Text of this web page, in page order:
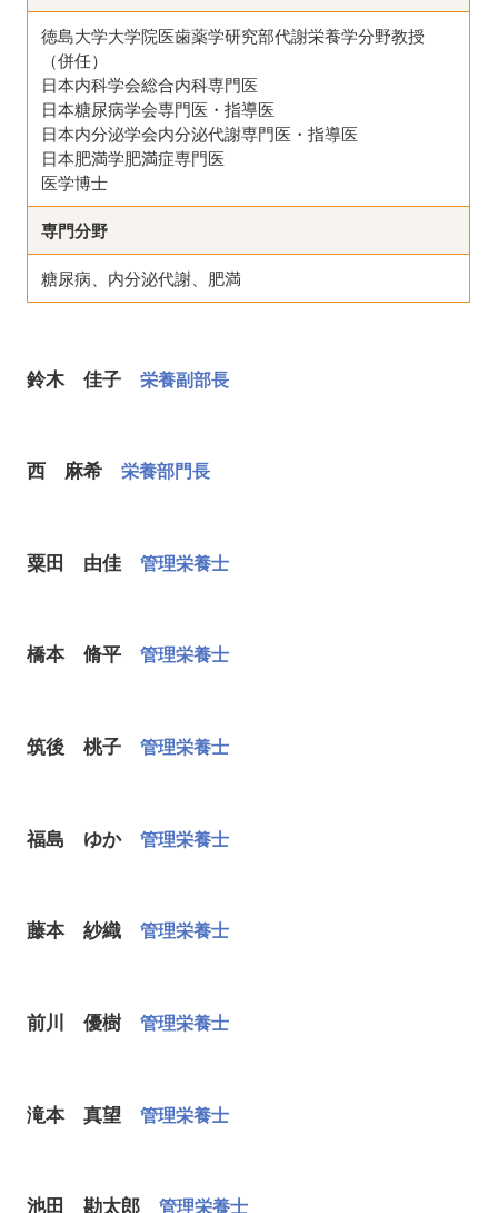
徳島大学大学院医歯薬学研究部代謝栄養学分野教授
（併任）
日本内科学会総合内科専門医
日本糖尿病学会専門医・指導医
日本内分泌学会内分泌代謝専門医・指導医
日本肥満学肥満症専門医
医学博士
専門分野
糖尿病、内分泌代謝、肥満
鈴木 佳子栄養副部長
西 麻希栄養部門長
粟田 由佳管理栄養士
橋本 脩平管理栄養士
筑後 桃子管理栄養士
福島 ゆか管理栄養士
藤本 紗織管理栄養士
前川 優樹管理栄養士
滝本 真望管理栄養士
池田 勘太郎管理栄養士